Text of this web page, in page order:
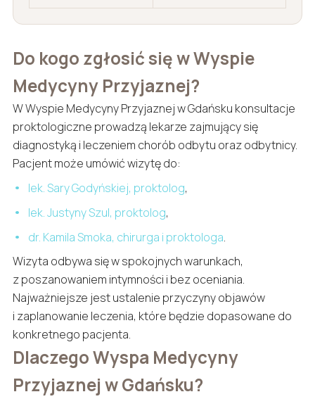
Do kogo zgłosić się w Wyspie
Medycyny Przyjaznej?
W Wyspie Medycyny Przyjaznej w Gdańsku konsultacje
proktologiczne prowadzą lekarze zajmujący się
diagnostyką i leczeniem chorób odbytu oraz odbytnicy.
Pacjent może umówić wizytę do:
lek. Sary Godyńskiej, proktolog,
lek. Justyny Szul, proktolog,
dr. Kamila Smoka, chirurga i proktologa.
Wizyta odbywa się w spokojnych warunkach,
z poszanowaniem intymności i bez oceniania.
Najważniejsze jest ustalenie przyczyny objawów
i zaplanowanie leczenia, które będzie dopasowane do
konkretnego pacjenta.
Dlaczego Wyspa Medycyny
Przyjaznej w Gdańsku?